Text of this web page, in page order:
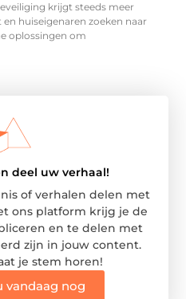
krijgt steeds meer
en huiseigenaren zoeken naar
oplossingen om
deel uw verhaal!
of verhalen delen met
ons platform krijg je de
en te delen met
zijn in jouw content.
je stem horen!
vandaag nog